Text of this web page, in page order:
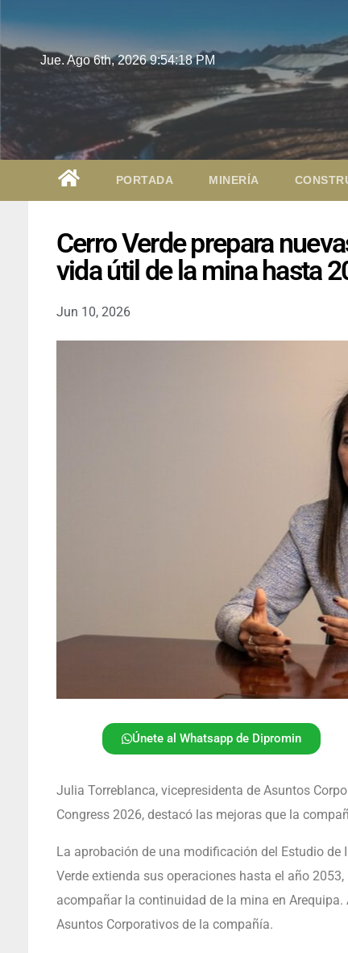
Jue. Ago 6th, 20269:54:19 PM
PORTADA MINERÍA
Cerro Verde prepara
vida útil de la mina hasta
Jun 10, 2026
Únete al Whatsapp de Dipromin
Julia Torreblanca, vicepresidenta de Asuntos
Congress 2026, destacó las mejoras que la
La aprobación de una modificación del Estudio
Verde extienda sus operaciones hasta el año
acompañar la continuidad de la mina en
Asuntos Corporativos de la compañía.